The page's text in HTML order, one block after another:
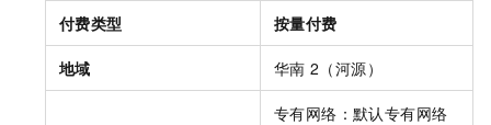
付费类型 按量付费
地域 华南 2（河源）
专有网络：默认专有网络